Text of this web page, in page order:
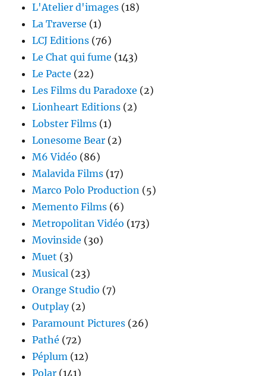
L'Atelier d'images (18)
La Traverse (1)
LCJ Editions (76)
Le Chat qui fume (143)
Le Pacte (22)
Les Films du Paradoxe (2)
Lionheart Editions (2)
Lobster Films (1)
Lonesome Bear (2)
M6 Vidéo (86)
Malavida Films (17)
Marco Polo Production (5)
Memento Films (6)
Metropolitan Vidéo (173)
Movinside (30)
Muet (3)
Musical (23)
Orange Studio (7)
Outplay(2)
Paramount Pictures (26)
Pathé (72)
Péplum (12)
Polar (141)